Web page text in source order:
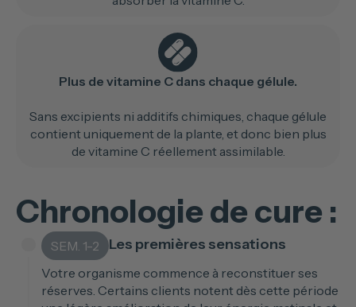
Plus de vitamine C dans chaque gélule.
Sans excipients ni additifs chimiques, chaque gélule
contient uniquement de la plante, et donc bien plus
de vitamine C réellement assimilable.
Chronologie de cure :
SEM. 1-2 Les premières sensations
Votre organisme commence à reconstituer ses
réserves. Certains clients notent dès cette période